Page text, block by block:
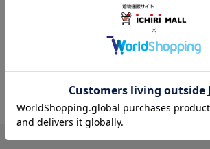
・お客様の元で、傷または破損が生じた商品
・1点あたり20万円以上の商品でお客様の寸法にお
・時間帯指定は配送業者のサービスであり、確実な
ものではございません。あらかじめご了承ください。
・天災・事故などによる交通渋滞や物量増加、異常
らお客様へのご連絡はおこなっておりません。）